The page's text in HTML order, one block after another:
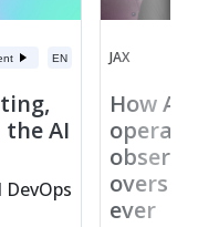
EN
the AI
JAX
How AI
ever